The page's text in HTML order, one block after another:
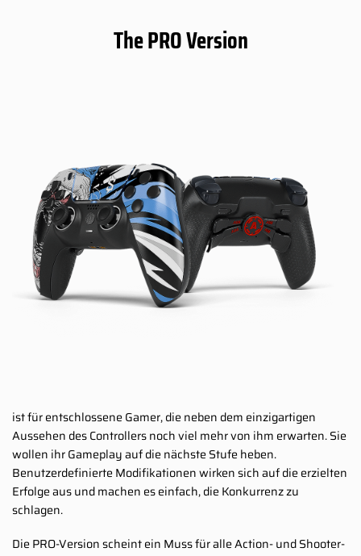
The PRO Version
ist für entschlossene Gamer, die neben dem einzigartigen
Aussehen des Controllers noch viel mehr von ihm erwarten. Sie
wollen ihr Gameplay auf die nächste Stufe heben.
Benutzerdefinierte Modifikationen wirken sich auf die erzielten
Erfolge aus und machen es einfach, die Konkurrenz zu
schlagen.
Die PRO-Version scheint ein Muss für alle Action- und Shooter-